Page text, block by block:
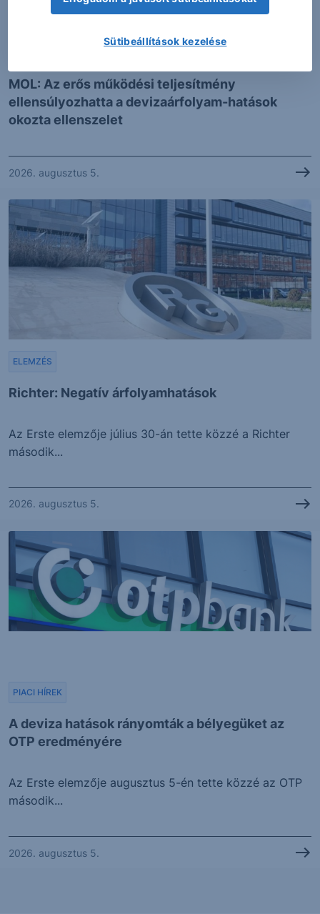
MOL: Az erős működési teljesítmény
ellensúlyozhatta a devizaárfolyam-hatások
okozta ellenszelet
2026. augusztus 5.
Richter: Negatív árfolyamhatások
ELEMZÉS
Az Erste elemzője július 30-án tette közzé a Richter
második...
2026. augusztus 5.
A deviza hatások rányomták a bélyegüket az
OTP eredményére
PIACI HÍREK
Az Erste elemzője augusztus 5-én tette közzé az OTP
második...
2026. augusztus 5.
Sütibeállítások kezelése